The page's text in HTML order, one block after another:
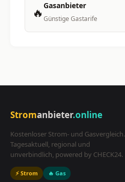
🔥 Gasanbieter
Günstige Gastarife
Stromanbieter.online
Kostenloser Strom- und Gasvergleich.
Tagesaktuell, regional und
unverbindlich, powered by CHECK24.
⚡ Strom 🔥 Gas